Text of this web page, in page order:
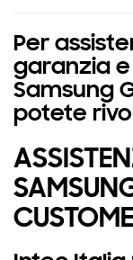
Per
garanzia
Samsung
potete